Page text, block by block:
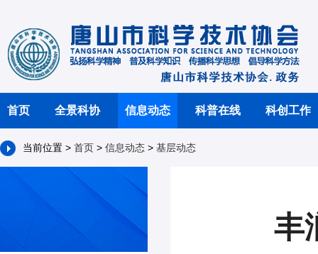
首页 全景科协 信息动态 科普在线 科创工作
当前位置 > 首页 > 信息动态 > 基层动态
丰